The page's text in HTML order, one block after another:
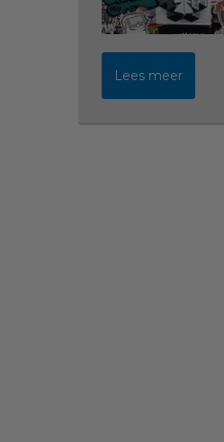
Lees meer